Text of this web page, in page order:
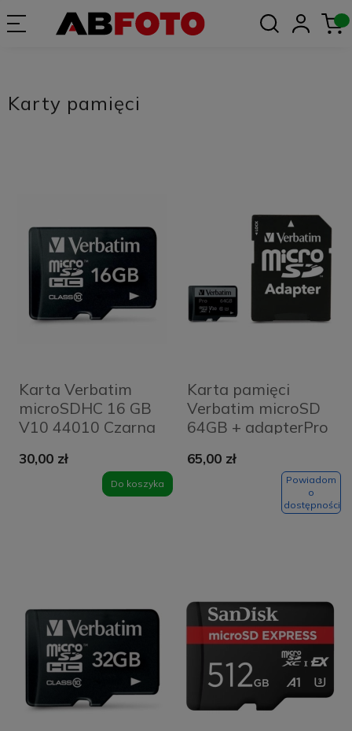
Karty pamięci
Karta Verbatim
microSDHC 16 GB
V10 44010 Czarna
30,00 zł
Do koszyka
Karta pamięci
Verbatim microSD
64GB + adapterPro
Black
65,00 zł
Powiadom
o
dostępności